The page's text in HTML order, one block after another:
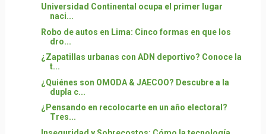
Universidad Continental ocupa el primer lugar
naci...
Robo de autos en Lima: Cinco formas en que los
dro...
¿Zapatillas urbanas con ADN deportivo? Conoce la
t...
¿Quiénes son OMODA & JAECOO? Descubre a la
dupla c...
¿Pensando en recolocarte en un año electoral?
Tres...